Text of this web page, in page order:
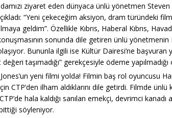
ziyaret eden dünyaca ünlü yönetmen
“Yeni çekeceğim aksiyon, dram türündeki
geldim”. Özellikle Kıbrıs, Haberal Kıbrıs,
sonunda dile getiren ünlü yönetmenin
Bununla ilgili ise Kültür Dairesi’ne
taşımadığı” gerekçesiyle ödeme yapılmadığı
yeni filmi yolda! Filmin baş rol oyuncusu
CTP’den ilham aldıklarını dile getirdi. Filmde
hala kaldığı sanılan emekçi, devrimci kanadı
söyleniyor.